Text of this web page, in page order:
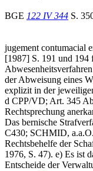
BGE 122 IV 344 S.
jugement contumacial
[1987] S. 191 und 194
der Abweisung eines
explizit in der
d CPP/VD; Art. 345
Rechtsprechung
Das bernische
C430; SCHMID,
Rechtsbehelfe der
1976, S. 47). e) Es ist
Entscheide der